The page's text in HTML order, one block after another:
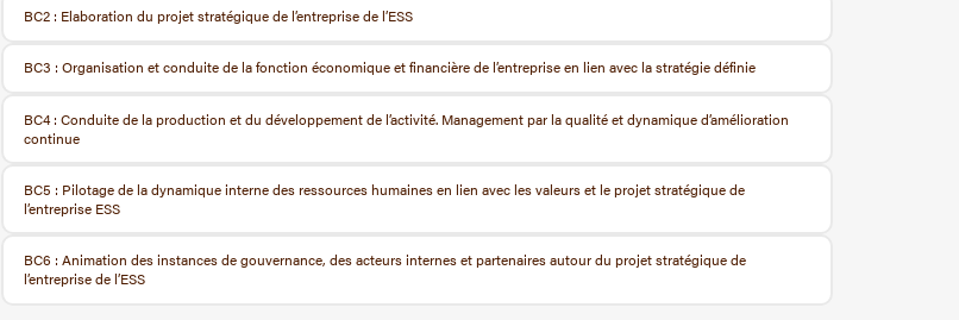
BC2 : Elaboration du projet stratégique de l’entreprise de l’ESS
BC3 : Organisation et conduite de la fonction économique et financière de l’entreprise en lien avec la stratégie définie
BC4 : Conduite de la production et du développement de l’activité. Management par la qualité et dynamique d’amélioration
continue
BC5 : Pilotage de la dynamique interne des ressources humaines en lien avec les valeurs et le projet stratégique de
l’entreprise ESS
BC6 : Animation des instances de gouvernance, des acteurs internes et partenaires autour du projet stratégique de
l’entreprise de l’ESS